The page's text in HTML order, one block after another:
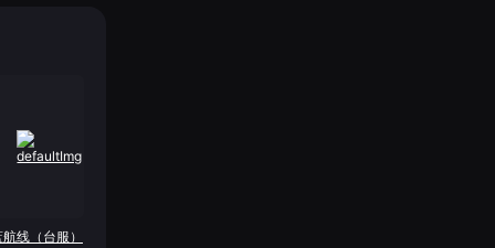
线（台服）